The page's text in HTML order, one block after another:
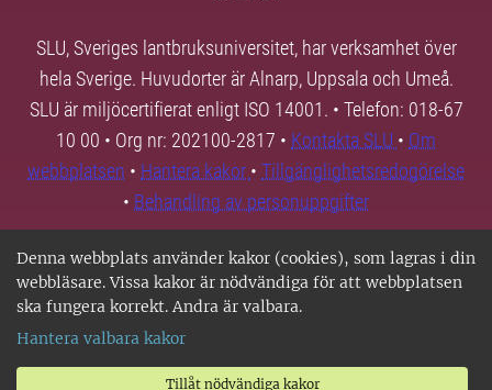
Denna webbplats använder kakor (cookies), som lagras i din
webbläsare. Vissa kakor är nödvändiga för att webbplatsen
ska fungera korrekt. Andra är valbara.
Hantera valbara kakor
Tillåt nödvändiga kakor
SLU, Sveriges lantbruksuniversitet, har verksamhet över
hela Sverige. Huvudorter är Alnarp, Uppsala och Umeå.
SLU är miljöcertifierat enligt ISO 14001. • Telefon: 018-67
10 00 • Org nr: 202100-2817 • Kontakta SLU • Om
webbplatsen • Hantera kakor • Tillgänglighetsredogörelse
• Behandling av personuppgifter